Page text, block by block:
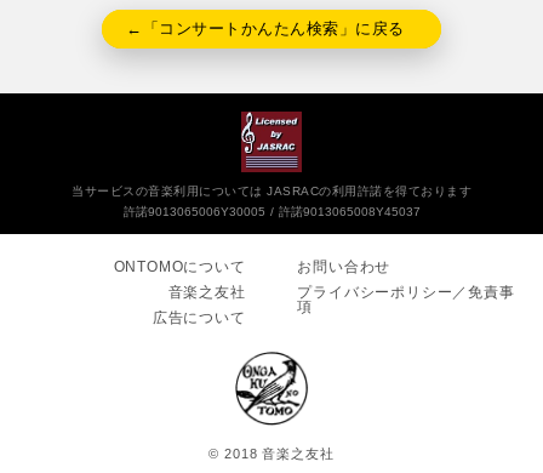
←「コンサートかんたん検索」に戻る
当サービスの音楽利用については JASRACの利用許諾を得ております
許諾9013065006Y30005
許諾9013065008Y45037
ONTOMOについて
音楽之友社
広告について
お問い合わせ
プライバシーポリシー／免責事
項
© 2018 音楽之友社